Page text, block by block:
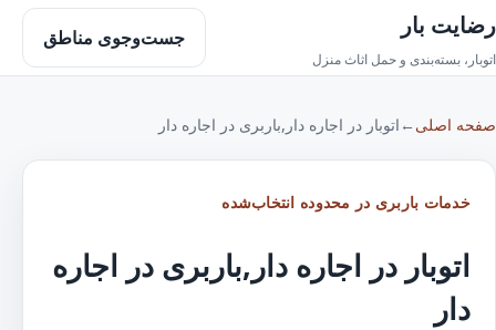
رضایت بار
اتوبار، بسته‌بندی و حمل اثاث منزل
جست‌وجوی مناطق
صفحه اصلی ← اتوبار در اجاره دار,باربری در اجاره دار
خدمات باربری در محدوده انتخاب‌شده
اتوبار در اجاره دار,باربری در اجاره
دار